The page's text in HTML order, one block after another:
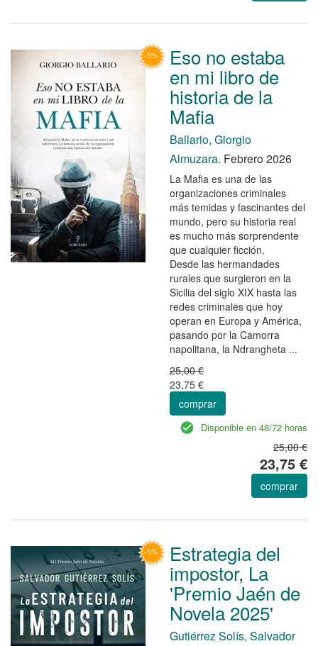
Eso no estaba
en mi libro de
historia de la
Mafia
Ballario, Giorgio
Almuzara. Febrero 2026
La Mafia es una de las
organizaciones criminales
más temidas y fascinantes del
mundo, pero su historia real
es mucho más sorprendente
que cualquier ficción.
Desde las hermandades
rurales que surgieron en la
Sicilia del siglo XIX hasta las
redes criminales que hoy
operan en Europa y América,
pasando por la Camorra
napolitana, la Ndrangheta ...
25,00 €
23,75 €
comprar
Disponible en 48/72 horas
25,00 €
23,75 €
comprar
Estrategia del
impostor, La
'Premio Jaén de
Novela 2025'
Gutiérrez Solís, Salvador